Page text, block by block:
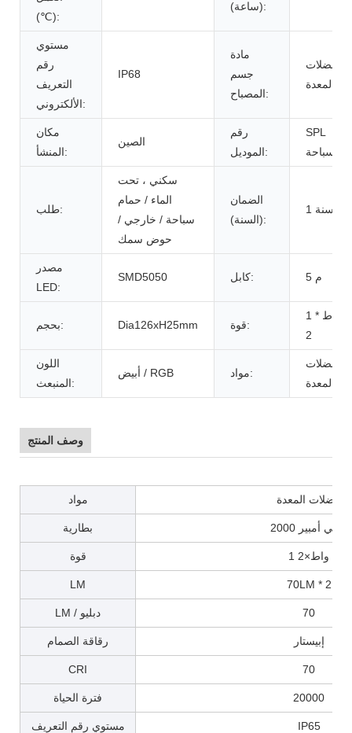
(℃):
(ساعة):
مستوي
رقم
التعريف
الألكتروني:
IP68
مادة
جسم
المصباح:
عضلات
المعدة
مكان
المنشأ:
الصين
رقم
الموديل:
SPL
السباحة
طلب:
سكني ، تحت
الماء / حمام
سباحة / خارجي /
حوض سمك
الضمان
(السنة):
1 سنة
مصدر
LED:
SMD5050 كابل: 5 م
بحجم: Dia126xH25mm قوة:
1 واط *
2
اللون
المنبعث:
أبيض / RGB مواد:
عضلات
المعدة
وصف المنتج
مواد عضلات المعدة
بطارية 2000 مللي أمبير
قوة 1 واط×2
LM 70LM * 2
LM / دبليو 70
رقاقة الصمام إبيستار
CRI 70
فترة الحياة 20000
مستوي رقم التعريف
IP65